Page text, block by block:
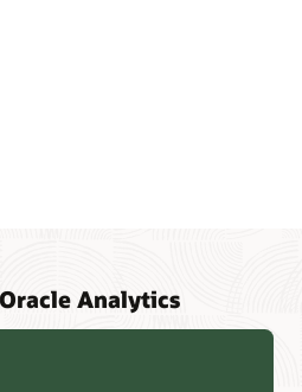
Analytics